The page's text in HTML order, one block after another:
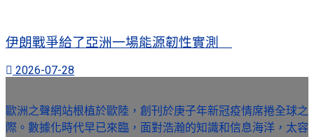
伊朗戰爭給了亞洲一場能源韌性實測
2026-07-28
歐洲之聲網站根植於歐陸，創刊於庚子年新冠疫情席捲全球之
際。數據化時代早已來臨，面對浩瀚的知識和信息海洋，太容